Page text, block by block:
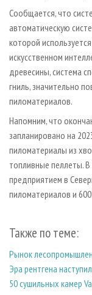
ИНСТРУМЕНТ И
БИБЛИОТЕКА
Сообщается, что
автоматическую
которой
искусственном
древесины, система
гниль, значительно
пиломатериалов.
Напомним, что
запланировано на
пиломатериалы из
топливные пеллеты.
предприятием в
пиломатериалов и
Также по теме:
Рынок
Эра рентгена
50 сушильных камер